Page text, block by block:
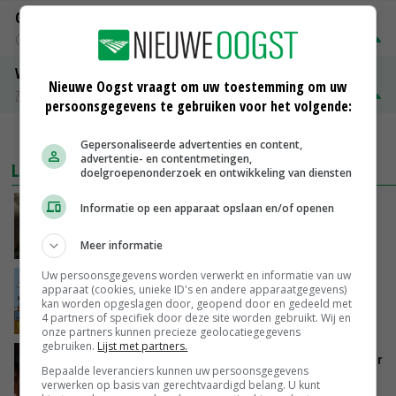
Gerst
Groningen
€ 197,00
Volle melkpoeder
Zuivel NL
€ 345,00 € 20,00
MEER MARKTPRIJZEN
LAATSTE NIEUWS
‘Samenwerking A-ware en Amalthea gaat
GISTEREN, 16:01
Internationale vraag naar geitenzuivel blijft
groot: Nederland in Europese top
GISTEREN, 15:33
Vlaamse varkensstapel krimpt, pluimveesector
groeit door schaalvergroting
Nieuwe Oogst vraagt om uw toestemming om uw
persoonsgegevens te gebruiken voor het volgende:
Gepersonaliseerde advertenties en content,
advertentie- en contentmetingen,
doelgroepenonderzoek en ontwikkeling van diensten
Informatie op een apparaat opslaan en/of openen
Meer informatie
Uw persoonsgegevens worden verwerkt en informatie van uw
apparaat (cookies, unieke ID's en andere apparaatgegevens)
kan worden opgeslagen door, geopend door en gedeeld met
4 partners of specifiek door deze site worden gebruikt. Wij en
onze partners kunnen precieze geolocatiegegevens
gebruiken. Lijst met partners.
Bepaalde leveranciers kunnen uw persoonsgegevens
verwerken op basis van gerechtvaardigd belang. U kunt